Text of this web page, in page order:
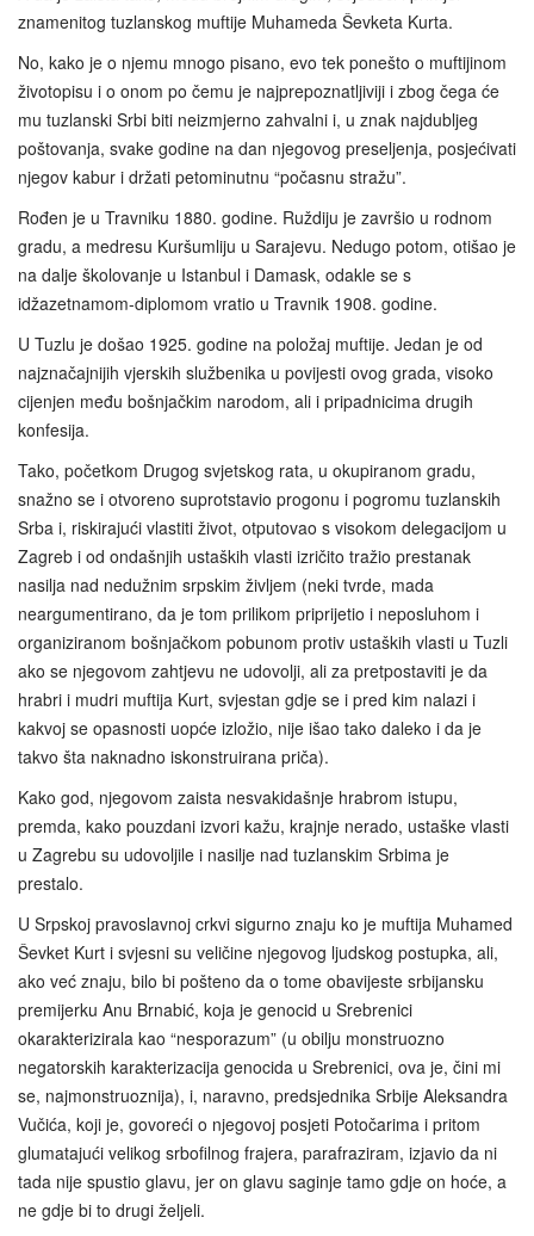
znamenitog tuzlanskog muftije Muhameda Ševketa Kurta.
No, kako je o njemu mnogo pisano, evo tek ponešto o muftijinom
životopisu i o onom po čemu je najprepoznatljiviji i zbog čega će
mu tuzlanski Srbi biti neizmjerno zahvalni i, u znak najdubljeg
poštovanja, svake godine na dan njegovog preseljenja, posjećivati
njegov kabur i držati petominutnu “počasnu stražu”.
Rođen je u Travniku 1880. godine. Ruždiju je završio u rodnom
gradu, a medresu Kuršumliju u Sarajevu. Nedugo potom, otišao je
na dalje školovanje u Istanbul i Damask, odakle se s
idžazetnamom-diplomom vratio u Travnik 1908. godine.
U Tuzlu je došao 1925. godine na položaj muftije. Jedan je od
najznačajnijih vjerskih službenika u povijesti ovog grada, visoko
cijenjen među bošnjačkim narodom, ali i pripadnicima drugih
konfesija.
Tako, početkom Drugog svjetskog rata, u okupiranom gradu,
snažno se i otvoreno suprotstavio progonu i pogromu tuzlanskih
Srba i, riskirajući vlastiti život, otputovao s visokom delegacijom u
Zagreb i od ondašnjih ustaških vlasti izričito tražio prestanak
nasilja nad nedužnim srpskim življem (neki tvrde, mada
neargumentirano, da je tom prilikom priprijetio i neposluhom i
organiziranom bošnjačkom pobunom protiv ustaških vlasti u Tuzli
ako se njegovom zahtjevu ne udovolji, ali za pretpostaviti je da
hrabri i mudri muftija Kurt, svjestan gdje se i pred kim nalazi i
kakvoj se opasnosti uopće izložio, nije išao tako daleko i da je
takvo šta naknadno iskonstruirana priča).
Kako god, njegovom zaista nesvakidašnje hrabrom istupu,
premda, kako pouzdani izvori kažu, krajnje nerado, ustaške vlasti
u Zagrebu su udovoljile i nasilje nad tuzlanskim Srbima je
prestalo.
U Srpskoj pravoslavnoj crkvi sigurno znaju ko je muftija Muhamed
Ševket Kurt i svjesni su veličine njegovog ljudskog postupka, ali,
ako već znaju, bilo bi pošteno da o tome obavijeste srbijansku
premijerku Anu Brnabić, koja je genocid u Srebrenici
okarakterizirala kao “nesporazum” (u obilju monstruozno
negatorskih karakterizacija genocida u Srebrenici, ova je, čini mi
se, najmonstruoznija), i, naravno, predsjednika Srbije Aleksandra
Vučića, koji je, govoreći o njegovoj posjeti Potočarima i pritom
glumatajući velikog srbofilnog frajera, parafraziram, izjavio da ni
tada nije spustio glavu, jer on glavu saginje tamo gdje on hoće, a
ne gdje bi to drugi željeli.